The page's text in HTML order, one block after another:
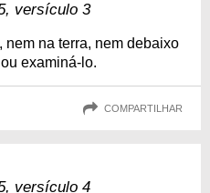
versículo 3
nem na terra, nem debaixo
examiná-lo.
COMPARTILHAR
versículo 4